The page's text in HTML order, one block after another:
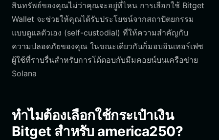
สินทรัพย์ของคุณไม่ว่าคุณจะอยู่ที่ไหน การเลือกใช้ Bitget
Wallet จะช่วยให้คุณได้รับประโยชน์จากสถาปัตยกรรม
แบบดูแลตัวเอง (self-custodial) ที่ให้ความสำคัญกับ
ความปลอดภัยของคุณ ในขณะเดียวกันก็มอบอินเทอร์เฟซ
ผู้ใช้ที่ราบรื่นสำหรับการโต้ตอบกับมีมคอยน์บนเครือข่าย
Solana
ทำไมต้องเลือกใช้กระเป๋าเงิน
Bitget สำหรับ america250?